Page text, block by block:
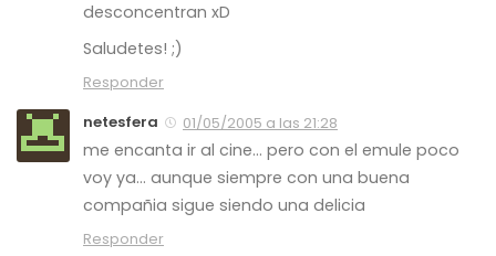
desconcentran xD
Saludetes! ;)
Responder
netesfera
01/05/2005 a las 21:28
me encanta ir al cine… pero con el emule poco
voy ya… aunque siempre con una buena
compañia sigue siendo una delicia
Responder